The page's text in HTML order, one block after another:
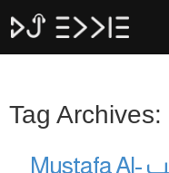
مصطفى العبدالله – لا تغيب Mustafa Al-